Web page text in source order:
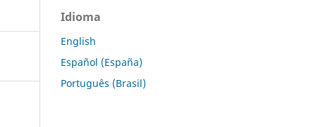
Idioma
English
Español (España)
Português (Brasil)